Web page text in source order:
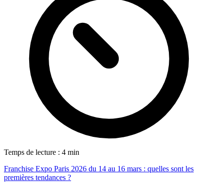
Temps de lecture : 4 min
Franchise Expo Paris 2026 du 14 au 16 mars : quelles sont les
premières tendances ?